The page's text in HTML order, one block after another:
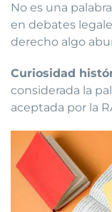
No es una
en debates
derecho algo
Curiosidad
considerada la
aceptada por la